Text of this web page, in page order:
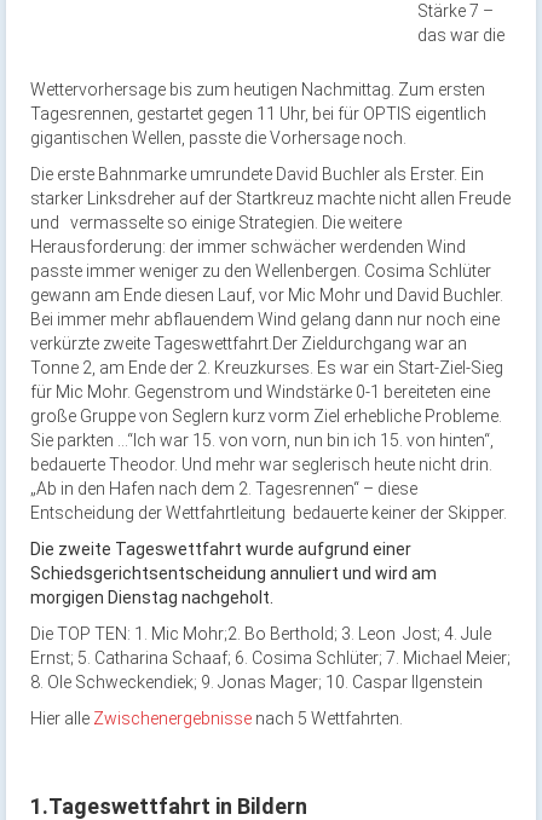
Stärke 7 –
das war die
Wettervorhersage bis zum heutigen Nachmittag. Zum ersten
Tagesrennen, gestartet gegen 11 Uhr, bei für OPTIS eigentlich
gigantischen Wellen, passte die Vorhersage noch.
Die erste Bahnmarke umrundete David Buchler als Erster. Ein
starker Linksdreher auf der Startkreuz machte nicht allen Freude
und vermasselte so einige Strategien. Die weitere
Herausforderung: der immer schwächer werdenden Wind
passte immer weniger zu den Wellenbergen. Cosima Schlüter
gewann am Ende diesen Lauf, vor Mic Mohr und David Buchler.
Bei immer mehr abflauendem Wind gelang dann nur noch eine
verkürzte zweite Tageswettfahrt.Der Zieldurchgang war an
Tonne 2, am Ende der 2. Kreuzkurses. Es war ein Start-Ziel-Sieg
für Mic Mohr. Gegenstrom und Windstärke 0-1 bereiteten eine
große Gruppe von Seglern kurz vorm Ziel erhebliche Probleme.
Sie parkten …“Ich war 15. von vorn, nun bin ich 15. von hinten“,
bedauerte Theodor. Und mehr war seglerisch heute nicht drin.
„Ab in den Hafen nach dem 2. Tagesrennen“ – diese
Entscheidung der Wettfahrtleitung bedauerte keiner der Skipper.
Die zweite Tageswettfahrt wurde aufgrund einer
Schiedsgerichtsentscheidung annuliert und wird am
morgigen Dienstag nachgeholt.
Die TOP TEN: 1. Mic Mohr;2. Bo Berthold; 3. Leon Jost; 4. Jule
Ernst; 5. Catharina Schaaf; 6. Cosima Schlüter; 7. Michael Meier;
8. Ole Schweckendiek; 9. Jonas Mager; 10. Caspar Ilgenstein
Hier alle Zwischenergebnisse nach 5 Wettfahrten.
1.Tageswettfahrt in Bildern